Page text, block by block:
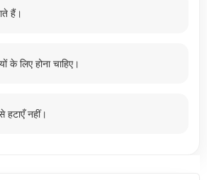
हैं।
के लिए होना चाहिए।
हटाएँ नहीं।